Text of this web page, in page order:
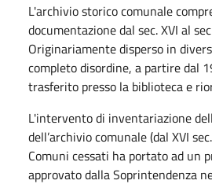
L'archivio storico comunale
documentazione dal sec. XVI al
Originariamente disperso in
completo disordine, a partire dal
trasferito presso la biblioteca e
L'intervento di inventariazione
dell’archivio comunale (dal XVI
Comuni cessati ha portato ad un
approvato dalla Soprintendenza